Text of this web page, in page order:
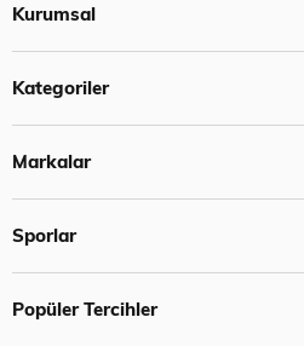
Kurumsal
Kategoriler
Markalar
Sporlar
Popüler Tercihler